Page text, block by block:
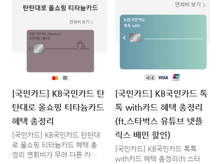
민 신용카드 온라인 신규 발급
회원(2020.12.31(목) 이후 KB
국민 개인 신용카드 미소지 고
객)에 대해서 연회비 100% 캐
쉬백 이벤트가 진행중입니다.
해외가맹점에서 이용 가능한
다. 국내외겸용(Master) * 연
회비 면제조건이 없습니다. 2.
혜택 총정리 카페 / 베이커리 스
타벅스 50% 할인 + 간편결제
(Pay) 이용시 1..
타입)이란 동일상품 내 국내외
겸용카드 대비 저렴한 연회비로
국내 및 UionPay 해외 가맹점
에서 이용 가능한 KB국민카드
의 고유 브랜드입니다. 국내외
족카드는 연회비가 부가되지 않
타 실물 KB국민카드 동시 보유
시 해당 실물카드 연회비가 청
구됩니다. *카드 연회비는 매년
카드 발급월 기준으로 1년 ..
[국민카드] KB국민카드 탄
탄대로 올쇼핑 티타늄카드
혜택 총정리
[국민카드] KB국민카드 탄탄대
로 올쇼핑 티타늄카드 혜택 총
정리 연회비가 무려 다른 카드
[국민카드] KB국민카드 톡
톡 with카드 혜택 총정리
(ft.스타벅스 유튜브 넷플
릭스 배민 할인)
[국민카드] KB국민카드 톡톡
with카드 혜택 총정리(ft.스타